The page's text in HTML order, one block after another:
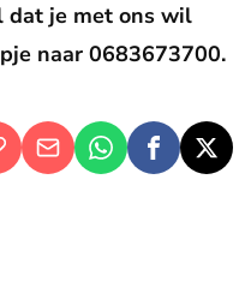
dat je met ons wil
naar 0683673700.